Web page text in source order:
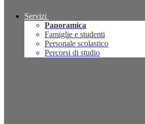
Servizi
Panoramica
Famiglie e studenti
Personale scolastico
Percorsi di studio